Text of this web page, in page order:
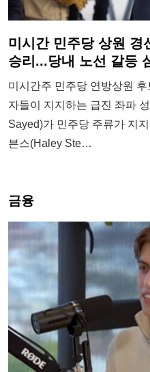
미시간 민주당 상원 경
승리...당내 노선 갈등
미시간주 민주당 연방상원
자들이 지지하는 급진 좌파
Sayed)가 민주당 주류가 지
븐스(Haley Ste…
금융